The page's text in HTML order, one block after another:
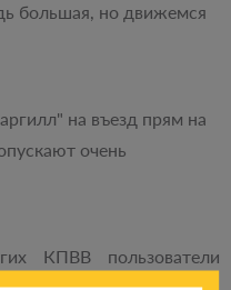
большая, но движемся
на въезд прям на
очень
КПВВ пользователи